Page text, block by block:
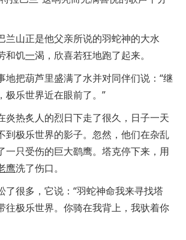
兰山正是他父亲所说的羽蛇神的大水
和饥一渴，欣喜若狂地跑了起来。
地把葫芦里盛满了水并对同伴们说：“继
极乐世界近在眼前了。”
炎热炙人的烈日下走了很久，日子一天
到极乐世界的影子。忽然，他们在杂乱
一只受伤的巨大鹞鹰。塔克停下来，用
鹰洗了伤口。
了很多，它说：“羽蛇神命我来寻找塔
往极乐世界。你骑在我背上，我驮着你